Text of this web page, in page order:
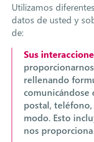
Utilizamos
datos de usted y
de:
Sus
rellenando
postal,
modo. Esto
nos